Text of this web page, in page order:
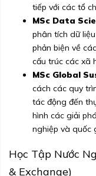
tiếp với các tổ
MSc Data
phân tích dữ
phản biện về
cấu trúc các xã
MSc Global
cách các quy
tác động đến
hình các giải
nghiệp và quốc
Học Tập Nước
& Exchange)